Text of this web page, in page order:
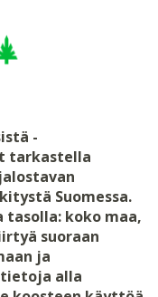
-
tarkastella
Suomessa.
koko maa,
suoraan
ja
alla